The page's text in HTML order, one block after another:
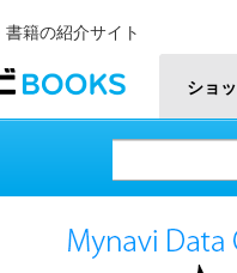
籍の紹介サイト
マイナビ
ショ